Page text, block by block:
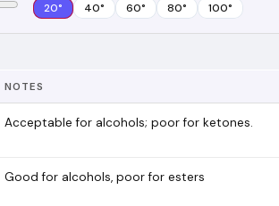
20° 40° 60° 80° 100°
NOTES
Acceptable for alcohols; poor for ketones.
Good for alcohols, poor for esters